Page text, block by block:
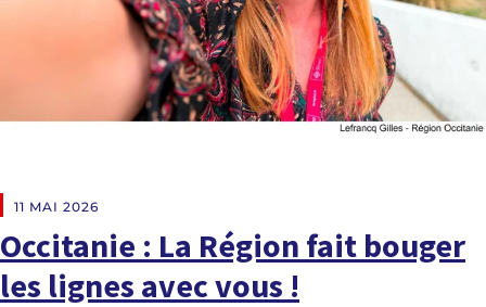
11 MAI 2026
Occitanie : La Région fait bouger
les lignes avec vous !